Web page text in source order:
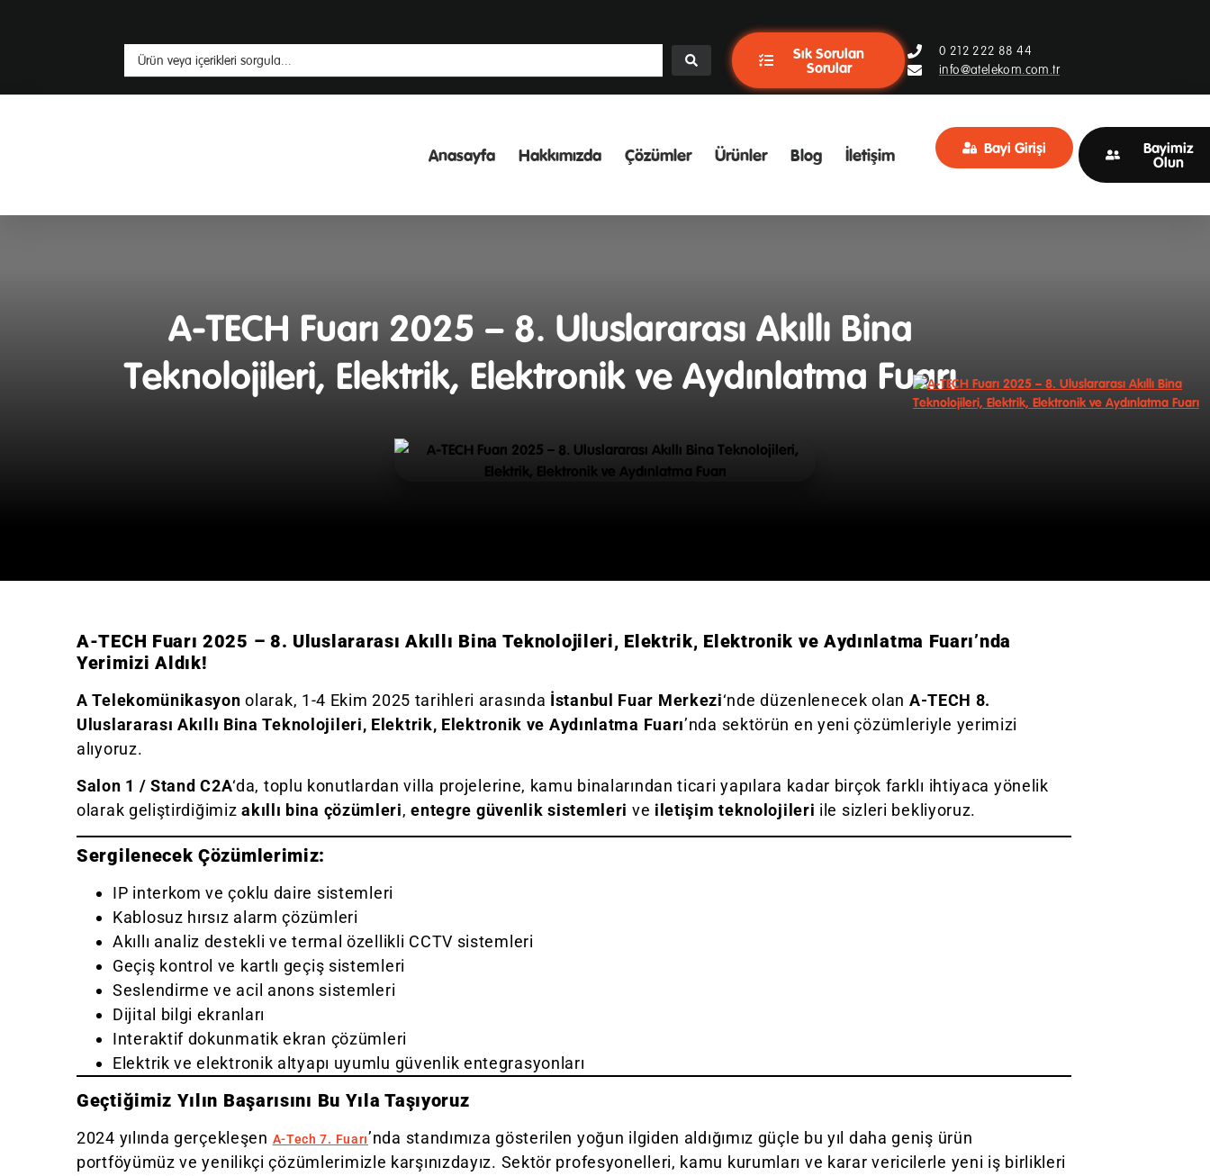
Sık Sorulan
Sorular
0 212 222 88 44
info@atelekom.com.tr
Anasayfa Hakkımızda Çözümler Ürünler Blog İletişim Bayi Girişi
Bayimiz
Olun
A-TECH Fuarı 2025 – 8. Uluslararası Akıllı Bina
Teknolojileri, Elektrik, Elektronik ve Aydınlatma Fuarı
A-TECH Fuarı 2025 – 8. Uluslararası Akıllı Bina Teknolojileri, Elektrik, Elektronik ve Aydınlatma Fuarı’nda
Yerimizi Aldık!
A Telekomünikasyon olarak, 1-4 Ekim 2025 tarihleri arasında İstanbul Fuar Merkezi‘nde düzenlenecek olan A-TECH 8.
Uluslararası Akıllı Bina Teknolojileri, Elektrik, Elektronik ve Aydınlatma Fuarı’nda sektörün en yeni çözümleriyle yerimizi
alıyoruz.
Salon 1 / Stand C2A‘da, toplu konutlardan villa projelerine, kamu binalarından ticari yapılara kadar birçok farklı ihtiyaca yönelik
olarak geliştirdiğimizakıllı bina çözümleri,entegre güvenlik sistemleri ve iletişim teknolojileri ile sizleri bekliyoruz.
Sergilenecek Çözümlerimiz:
IP interkom ve çoklu daire sistemleri
Kablosuz hırsız alarm çözümleri
Akıllı analiz destekli ve termal özellikli CCTV sistemleri
Geçiş kontrol ve kartlı geçiş sistemleri
Seslendirme ve acil anons sistemleri
Dijital bilgi ekranları
Interaktif dokunmatik ekran çözümleri
Elektrik ve elektronik altyapı uyumlu güvenlik entegrasyonları
Geçtiğimiz Yılın Başarısını Bu Yıla Taşıyoruz
2024 yılında gerçekleşen A-Tech 7. Fuarı’nda standımıza gösterilen yoğun ilgiden aldığımız güçle bu yıl daha geniş ürün
portföyümüz ve yenilikçi çözümlerimizle karşınızdayız. Sektör profesyonelleri, kamu kurumları ve karar vericilerle yeni iş birlikleri